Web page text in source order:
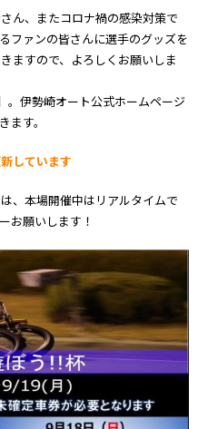
ん、またコロナ禍の感染対策で
ファンの皆さんに選手のグッズを
ますので、よろしくお願いしま
。伊勢崎オート公式ホームページ
ます。
しています
、本場開催中はリアルタイムで
お願いします！